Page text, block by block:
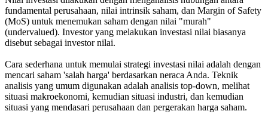
fundamental perusahaan, nilai intrinsik saham, dan Margin of Safety
(MoS) untuk menemukan saham dengan nilai "murah"
(undervalued). Investor yang melakukan investasi nilai biasanya
disebut sebagai investor nilai.
Cara sederhana untuk memulai strategi investasi nilai adalah dengan
mencari saham 'salah harga' berdasarkan neraca Anda. Teknik
analisis yang umum digunakan adalah analisis top-down, melihat
situasi makroekonomi, kemudian situasi industri, dan kemudian
situasi yang mendasari perusahaan dan pergerakan harga saham.